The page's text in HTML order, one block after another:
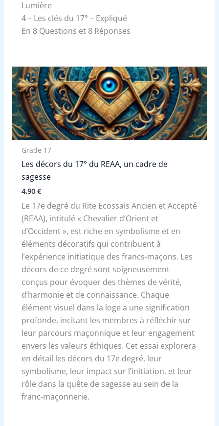
Lumière
4 – Les clés du 17° – Expliqué
En 8 Questions et 8 Réponses
Grade 17
Les décors du 17° du REAA, un cadre de
sagesse
4,90 €
Le 17e degré du Rite Écossais Ancien et Accepté
(REAA), intitulé « Chevalier d’Orient et
d’Occident », est riche en symbolisme et en
éléments décoratifs qui contribuent à
l’expérience initiatique des francs-maçons. Les
décors de ce degré sont soigneusement
conçus pour évoquer des thèmes de vérité,
d’harmonie et de connaissance. Chaque
élément visuel dans la loge a une signification
profonde, incitant les membres à réfléchir sur
leur parcours maçonnique et leur engagement
envers les valeurs éthiques. Cet essai explorera
en détail les décors du 17e degré, leur
symbolisme, leur impact sur l’initiation, et leur
rôle dans la quête de sagesse au sein de la
franc-maçonnerie.